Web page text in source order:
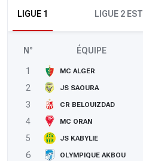
LIGUE 1 LIGUE 2 EST
N° ÉQUIPE
1 MC ALGER
2
JS SAOURA
3
CR BELOUIZDAD
4
MC ORAN
5
JS KABYLIE
6
OLYMPIQUE AKBOU